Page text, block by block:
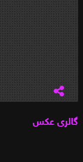
گالری عکس